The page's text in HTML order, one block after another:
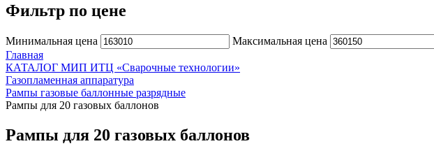
Фильтр по цене
Минимальная цена Максимальная цена
Главная
КАТАЛОГ МИП ИТЦ «Сварочные технологии»
Газопламенная аппаратура
Рампы газовые баллонные разрядные
Рампы для 20 газовых баллонов
Рампы для 20 газовых баллонов